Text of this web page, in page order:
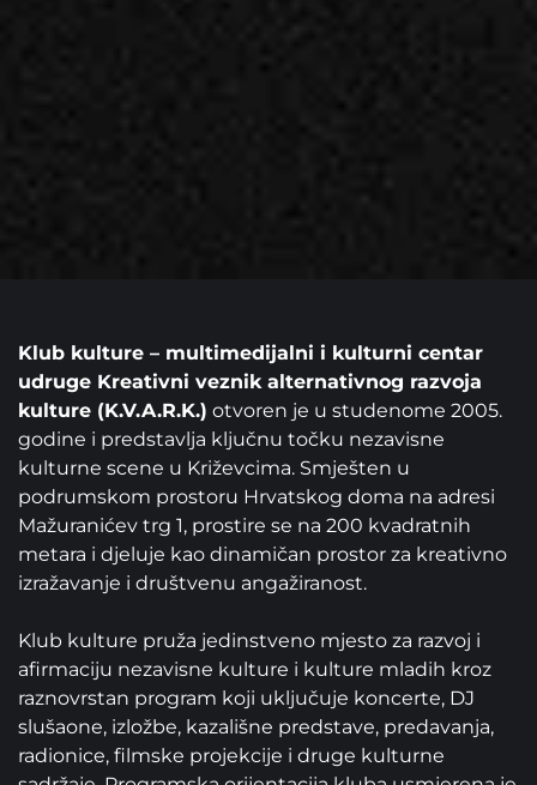
Klub kulture – multimedijalni i kulturni centar
udruge Kreativni veznik alternativnog razvoja
kulture (K.V.A.R.K.) otvoren je u studenome 2005.
godine i predstavlja ključnu točku nezavisne
kulturne scene u Križevcima. Smješten u
podrumskom prostoru Hrvatskog doma na adresi
Mažuranićev trg 1, prostire se na 200 kvadratnih
metara i djeluje kao dinamičan prostor za kreativno
izražavanje i društvenu angažiranost. ‍
Klub kulture pruža jedinstveno mjesto za razvoj i
afirmaciju nezavisne kulture i kulture mladih kroz
raznovrstan program koji uključuje koncerte, DJ
slušaone, izložbe, kazališne predstave, predavanja,
radionice, filmske projekcije i druge kulturne